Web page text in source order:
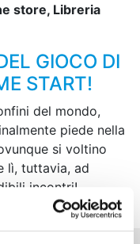
store, Libreria
GIOCO DI
START!
del mondo,
piede nella
si voltino
lì, tuttavia, ad
incontri!